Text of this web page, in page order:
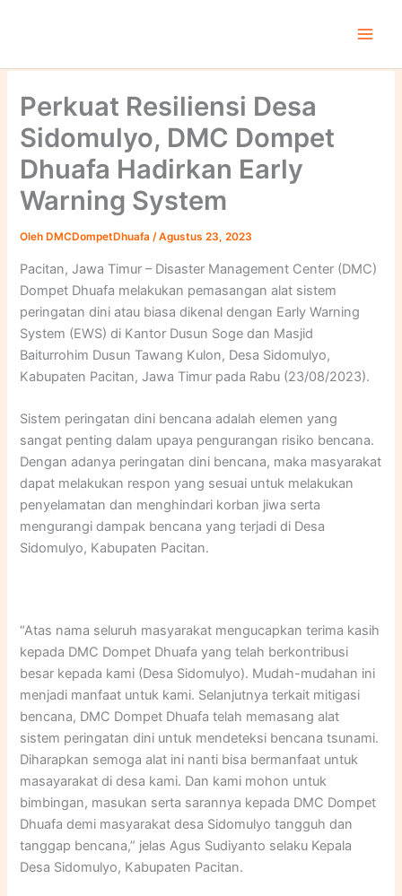
Perkuat Resiliensi Desa
Sidomulyo, DMC Dompet
Dhuafa Hadirkan Early
Warning System
Oleh DMCDompetDhuafa/Agustus 23, 2023
Pacitan, Jawa Timur – Disaster Management Center (DMC)
Dompet Dhuafa melakukan pemasangan alat sistem
peringatan dini atau biasa dikenal dengan Early Warning
System (EWS) di Kantor Dusun Soge dan Masjid
Baiturrohim Dusun Tawang Kulon, Desa Sidomulyo,
Kabupaten Pacitan, Jawa Timur pada Rabu (23/08/2023).
Sistem peringatan dini bencana adalah elemen yang
sangat penting dalam upaya pengurangan risiko bencana.
Dengan adanya peringatan dini bencana, maka masyarakat
dapat melakukan respon yang sesuai untuk melakukan
penyelamatan dan menghindari korban jiwa serta
mengurangi dampak bencana yang terjadi di Desa
Sidomulyo, Kabupaten Pacitan.
“Atas nama seluruh masyarakat mengucapkan terima kasih
kepada DMC Dompet Dhuafa yang telah berkontribusi
besar kepada kami (Desa Sidomulyo). Mudah-mudahan ini
menjadi manfaat untuk kami. Selanjutnya terkait mitigasi
bencana, DMC Dompet Dhuafa telah memasang alat
sistem peringatan dini untuk mendeteksi bencana tsunami.
Diharapkan semoga alat ini nanti bisa bermanfaat untuk
masayarakat di desa kami. Dan kami mohon untuk
bimbingan, masukan serta sarannya kepada DMC Dompet
Dhuafa demi masyarakat desa Sidomulyo tangguh dan
tanggap bencana,” jelas Agus Sudiyanto selaku Kepala
Desa Sidomulyo, Kabupaten Pacitan.